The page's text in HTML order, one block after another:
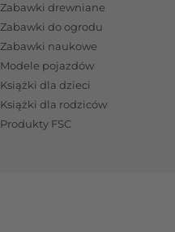
Zabawki drewniane
Zabawki do ogrodu
Zabawki naukowe
Modele pojazdów
Książki dla dzieci
Książki dla rodziców
Produkty FSC